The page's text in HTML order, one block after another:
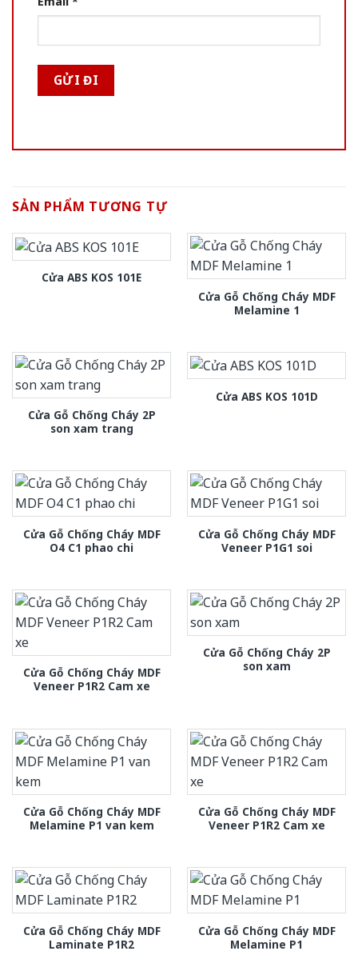
SẢN PHẨM TƯƠNG TỰ
Cửa ABS KOS 101E
Cửa Gỗ Chống Cháy MDF
Melamine 1
Cửa Gỗ Chống Cháy 2P
son xam trang
Cửa ABS KOS 101D
Cửa Gỗ Chống Cháy MDF
O4 C1 phao chi
Cửa Gỗ Chống Cháy MDF
Veneer P1G1 soi
Cửa Gỗ Chống Cháy MDF
Veneer P1R2 Cam xe
Cửa Gỗ Chống Cháy 2P
son xam
Cửa Gỗ Chống Cháy MDF
Melamine P1 van kem
Cửa Gỗ Chống Cháy MDF
Veneer P1R2 Cam xe
Cửa Gỗ Chống Cháy MDF
Laminate P1R2
Cửa Gỗ Chống Cháy MDF
Melamine P1